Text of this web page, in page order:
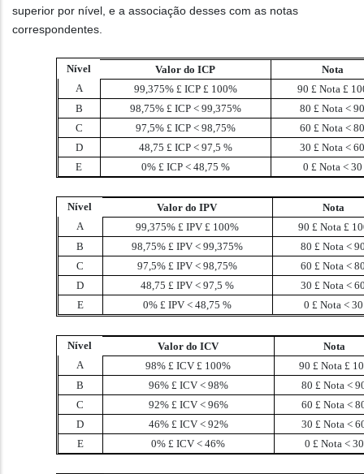
superior por nível, e a associação desses com as notas
correspondentes.
Nível Valor do ICP
Nota
A
99,375% £ ICP £ 100% 90 £ Nota £
B
98,75% £ ICP <99,375% 80£ Nota<
C
97,5% £ ICP <98,75% 60£ Nota<
D
48,75 £ ICP <97,5 % 30£ Nota<
E
0% £ ICP <48,75 % 0 £ Nota <30
Nível Valor do IPV
Nota
A
99,375%£ IPV£ 100% 90 £ Nota £
B
98,75%£ IPV< 99,375% 80£ Nota<
C
97,5%£ IPV< 98,75% 60£ Nota<
D
48,75£ IPV< 97,5 % 30£ Nota<
E
0%£ IPV< 48,75 % 0 £ Nota <30
Nível Valor do ICV
Nota
A
98%£ ICV£ 100% 90 £ Nota £
B
96% £ ICV <98% 80£ Nota<
C
92% £ ICV <96% 60£ Nota<
D
46% £ ICV <92% 30£ Nota<
E
0%£ ICV< 46% 0 £ Nota <30